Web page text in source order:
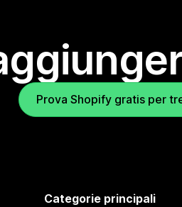
Prova Shopify gratis per
Categorie principali